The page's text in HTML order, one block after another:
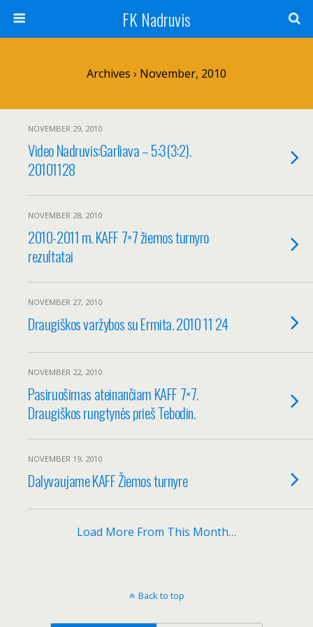
FK Nadruvis
Archives › November, 2010
NOVEMBER 29, 2010
Video Nadruvis:Garliava – 5:3(3:2).
20101128
NOVEMBER 28, 2010
2010-2011 m. KAFF 7×7 žiemos turnyro
rezultatai
NOVEMBER 27, 2010
Draugiškos varžybos su Ermita. 2010 11 24
NOVEMBER 22, 2010
Pasiruošimas ateinančiam KAFF 7×7.
Draugiškos rungtynės prieš Tebodin.
NOVEMBER 19, 2010
Dalyvaujame KAFF Žiemos turnyre
Load More From This Month…
Back to top